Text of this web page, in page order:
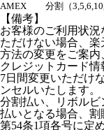
AMEX
分割（
【備考】
お客様のご利用状
ただけない場合、
方法の変更をご案内
クレジットカード情
7日間変更いただけ
ンセルいたします。
分割払い、リボル
払いとなる場合、割
第54条1項各号に定